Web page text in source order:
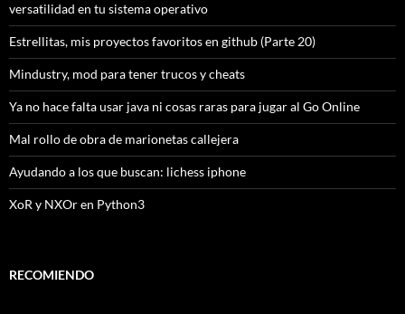
versatilidad en tu sistema operativo
Estrellitas, mis proyectos favoritos en github (Parte 20)
Mindustry, mod para tener trucos y cheats
Ya no hace falta usar java ni cosas raras para jugar al Go Online
Mal rollo de obra de marionetas callejera
Ayudando a los que buscan: lichess iphone
XoR y NXOr en Python3
RECOMIENDO